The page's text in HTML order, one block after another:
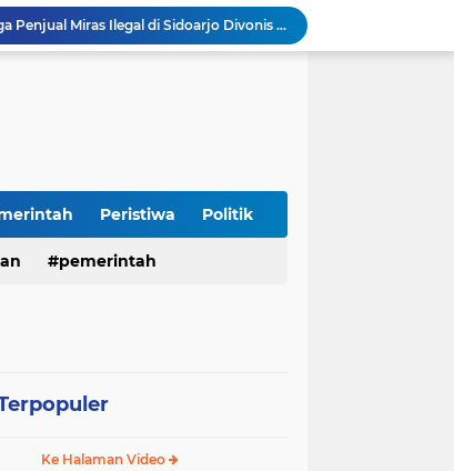
Terjaring Razia Forkopimda, Tiga Penjual Miras Ilegal di Sidoarjo Divonis Bersalah
Polres Mojokerto Imbau Masyarakat Tidak Gunakan Sepeda Listrik di Jalan Raya
Sidoarjo Berbenah, Sekda Fenny Apridawati Ajak Seluruh OPD Tingkatkan Akuntabilitas Publik
Peristiwa Politik
pemerintah
Ke Halaman Video